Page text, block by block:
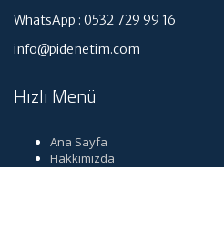
WhatsApp : 0532 729 99 16
info@pidenetim.com
Hızlı Menü
Ana Sayfa
Hakkımızda